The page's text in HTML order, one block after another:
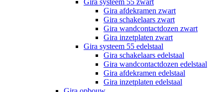
Gira systeem 55 zwart
Gira afdekramen zwart
Gira schakelaars zwart
Gira wandcontactdozen zwart
Gira inzetplaten zwart
Gira systeem 55 edelstaal
Gira schakelaars edelstaal
Gira wandcontactdozen edelstaal
Gira afdekramen edelstaal
Gira inzetplaten edelstaal